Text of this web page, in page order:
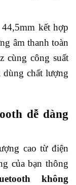
kết hợp
âm thanh toàn
cùng công suất
chất lượng
dễ dàng
cao từ điện
của bạn thông
không